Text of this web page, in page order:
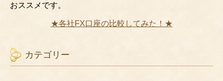
おススメです。
★各社FX口座の比較してみた！★
カテゴリー